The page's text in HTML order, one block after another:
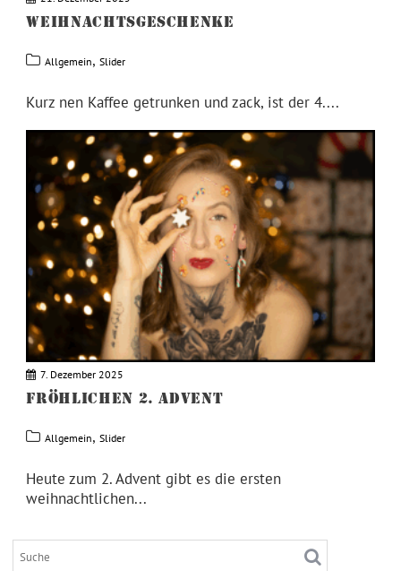
WEIHNACHTSGESCHENKE
Allgemein,Slider
Kurz nen Kaffee getrunken und zack, ist der 4....
7. Dezember 2025
FRÖHLICHEN 2. ADVENT
Allgemein,Slider
Heute zum 2. Advent gibt es die ersten
weihnachtlichen...